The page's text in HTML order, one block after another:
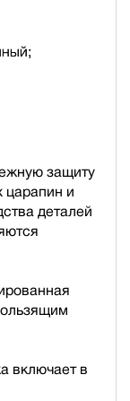
защиту
царапин и
деталей
включает в